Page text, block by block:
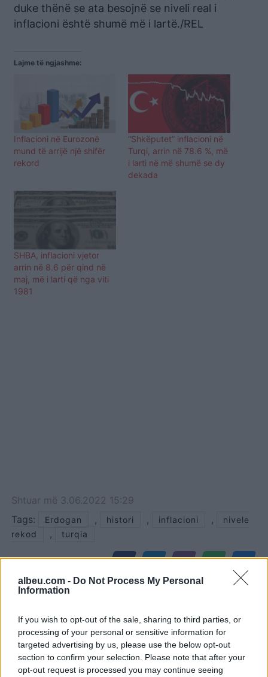
albeu.com - Do Not Process My Personal
Information
If you wish to opt-out of the sale, sharing to third parties, or
processing of your personal or sensitive information for
targeted advertising by us, please use the below opt-out
section to confirm your selection. Please note that after your
opt-out request is processed you may continue seeing
duke thënë se ata besojnë se niveli real i
inflacioni është shumë më i lartë./REL
Lajme të ngjashme:
Inflacioni në Eurozonë
mund të arrijë një shifër
rekord
“Shkëputet” inflacioni në
Turqi, arrin në 78.6 %, më
i larti në më shumë se dy
dekada
SHBA, inflacioni vjetor
arrin në 8.6 për qind në
maj, më i larti që nga viti
1981
Shtuar më 3.06.2022 15:29
Tags:
Erdogan , histori , inflacioni ,
nivele
rekod
, turqia